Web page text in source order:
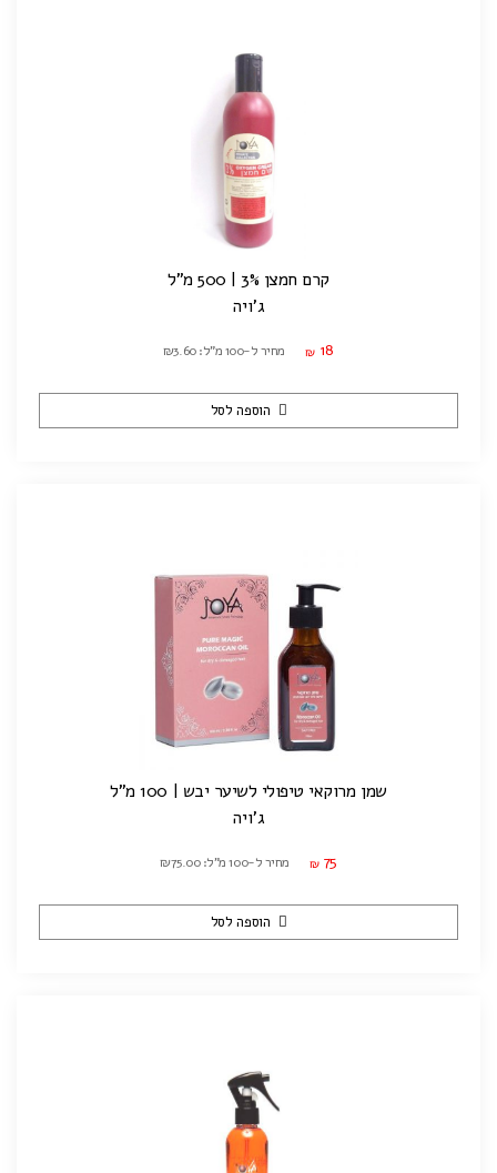
קרם חמצן 3% | 500 מ"ל
ג'ויה
₪ 18 מחיר ל-100 מ"ל: ₪3.60
הוספה לסל
שמן מרוקאי טיפולי לשיער יבש | 100 מ"ל
ג'ויה
₪ 75 מחיר ל-100 מ"ל: ₪75.00
הוספה לסל